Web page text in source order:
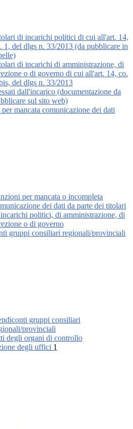
di incarichi politici di cui all'art. 14,
1, del dlgs n. 33/2013 (da pubblicare in
di incarichi di amministrazione, di
o di governo di cui all'art. 14, co.
del dlgs n. 33/2013
dall'incarico (documentazione da
sul sito web)
mancata comunicazione dei dati
per mancata o incompleta
dei dati da parte dei titolari
politici, di amministrazione, di
o di governo
gruppi consiliari regionali/provinciali
gruppi consiliari
provinciali
degli organi di controllo
degli uffici 1